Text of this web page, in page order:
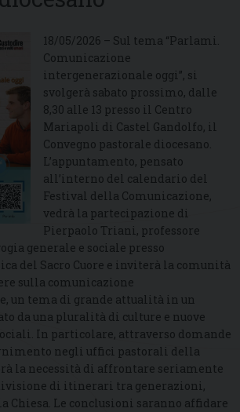
18/05/2026 – Sul tema “Parlami.
Comunicazione
intergenerazionale oggi”, si
svolgerà sabato prossimo, dalle
8,30 alle 13 presso il Centro
Mariapoli di Castel Gandolfo, il
Convegno pastorale diocesano.
L’appuntamento, pensato
all’interno del calendario del
Festival della Comunicazione,
vedrà la partecipazione di
Pierpaolo Triani, professore
generale e sociale presso
del Sacro Cuore e inviterà la comunità
sulla comunicazione
un tema di grande attualità in un
da una pluralità di culture e nuove
In particolare, attraverso domande
negli uffici pastorali della
la necessità di affrontare seriamente
di itinerari tra generazioni,
Chiesa. Le conclusioni saranno affidare